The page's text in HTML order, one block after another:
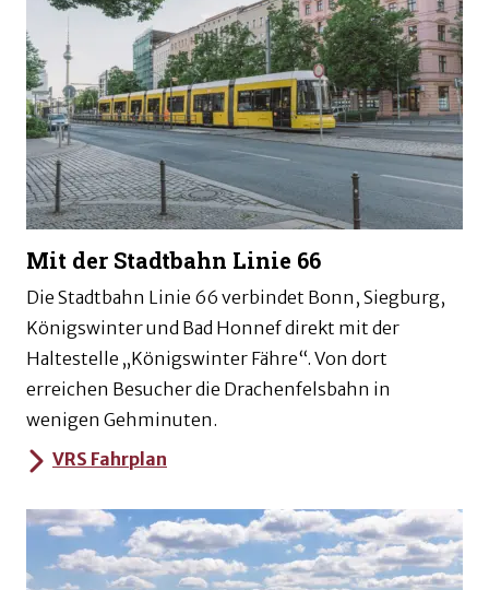
Mit der Stadtbahn Linie 66
Die Stadtbahn Linie 66 verbindet Bonn, Siegburg,
Königswinter und Bad Honnef direkt mit der
Haltestelle „Königswinter Fähre“. Von dort
erreichen Besucher die Drachenfelsbahn in
wenigen Gehminuten.
VRS Fahrplan